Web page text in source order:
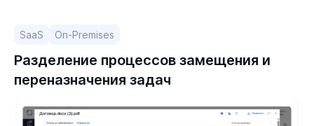
SaaS On-Premises
Разделение процессов замещения и
переназначения задач